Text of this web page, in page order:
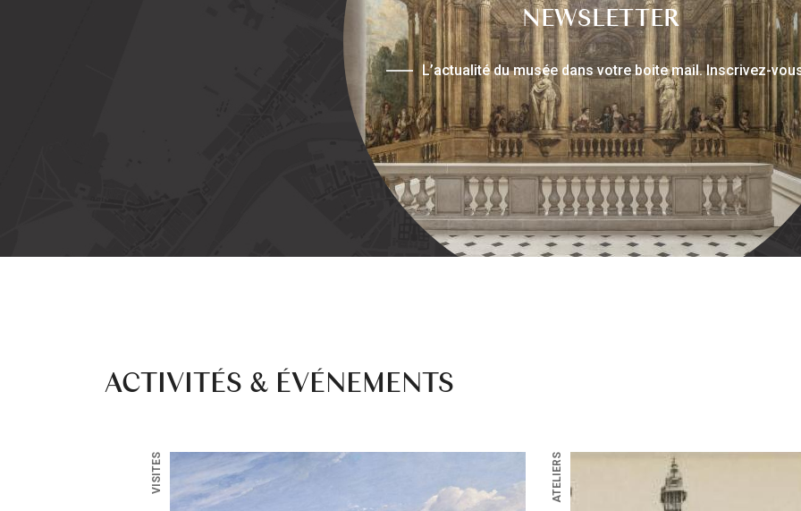
NEWSLETTER
L’actualité du musée dans votre boite mail. Inscrivez-
ACTIVITÉS & ÉVÉNEMENTS
VISITES ATELIERS